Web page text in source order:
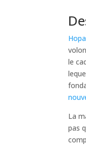
le
La
pas